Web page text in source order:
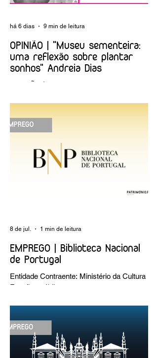
OPINIÃO | "Museu sementeira:
uma reflexão sobre plantar
sonhos" Andreia Dias
OPINIÃO | "Museu sementeira: uma
Dias
há 6 dias 9 min de leitura
EMPREGO | Biblioteca Nacional
de Portugal
Entidade Contraente: Ministério da Cultura
Funções públicas por tempo
trabalho: execução de intervenções de
conservação e restauro; restauro de
encadernação antiga e/ou corrente;
realização de acondicionamentos para as
8 de jul. 1 min de leitura